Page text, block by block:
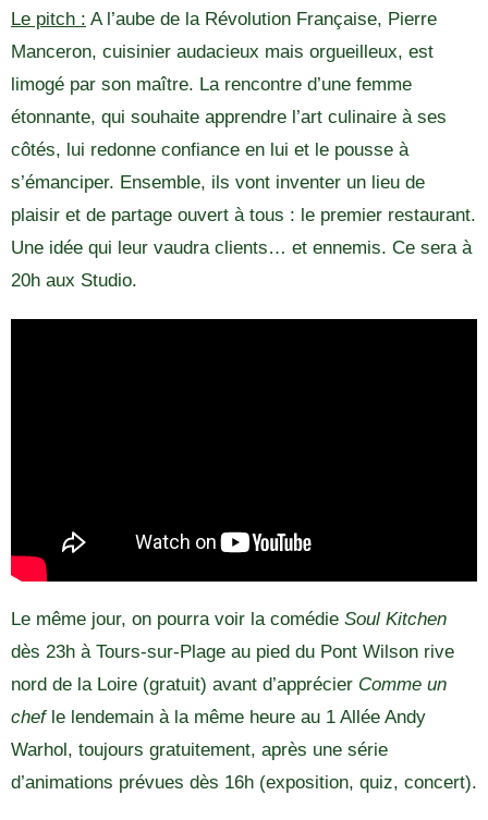
Le pitch : A l’aube de la Révolution Française, Pierre
Manceron, cuisinier audacieux mais orgueilleux, est
limogé par son maître. La rencontre d’une femme
étonnante, qui souhaite apprendre l’art culinaire à ses
côtés, lui redonne confiance en lui et le pousse à
s’émanciper. Ensemble, ils vont inventer un lieu de
plaisir et de partage ouvert à tous : le premier restaurant.
Une idée qui leur vaudra clients… et ennemis. Ce sera à
20h aux Studio.
Le même jour, on pourra voir la comédie Soul Kitchen
dès 23h à Tours-sur-Plage au pied du Pont Wilson rive
nord de la Loire (gratuit) avant d’apprécier Comme un
chefle lendemain à la même heure au 1 Allée Andy
Warhol, toujours gratuitement, après une série
d’animations prévues dès 16h (exposition, quiz, concert).